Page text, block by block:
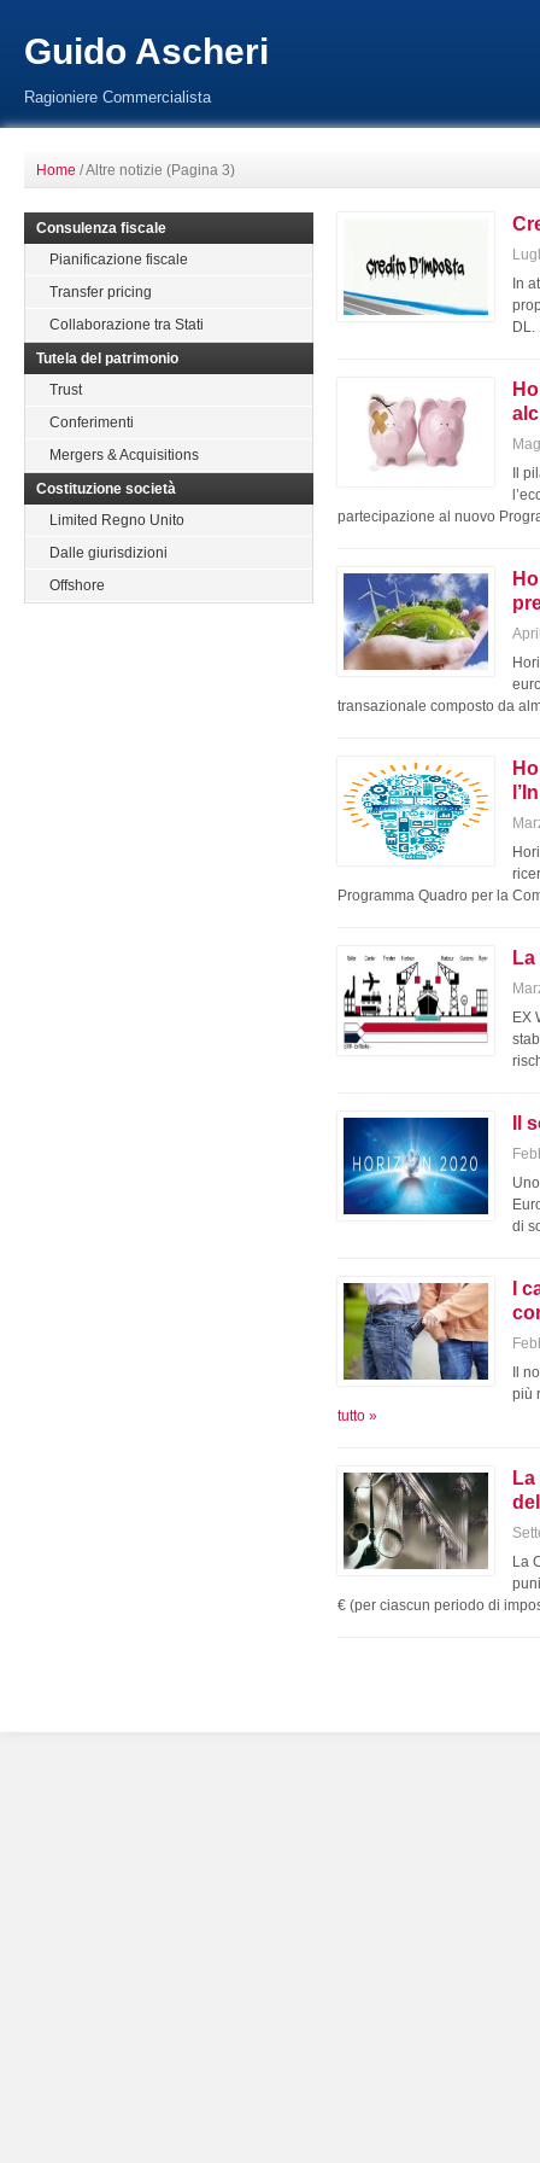
Guido Ascheri
Ragioniere Commercialista
Home /Altre notizie (Pagina 3)
In
Il
partecipazione al nuovo
transazionale composto da
Programma Quadro per la
EX
Il
di
I
Il
più
tutto »
La
€ (per ciascun periodo di
Consulenza fiscale
Pianificazione fiscale
Transfer pricing
Collaborazione tra Stati
Tutela del patrimonio
Trust
Conferimenti
Mergers & Acquisitions
Costituzione società
Limited Regno Unito
Dalle giurisdizioni
Offshore